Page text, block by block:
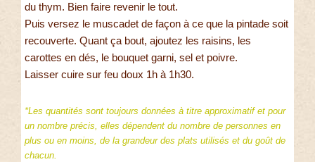
du thym. Bien faire revenir le tout.
Puis versez le muscadet de façon à ce que la pintade soit
recouverte. Quant ça bout, ajoutez les raisins, les
carottes en dés, le bouquet garni, sel et poivre.
Laisser cuire sur feu doux 1h à 1h30.
*Les quantités sont toujours données à titre approximatif et pour
un nombre précis, elles dépendent du nombre de personnes en
plus ou en moins, de la grandeur des plats utilisés et du goût de
chacun.